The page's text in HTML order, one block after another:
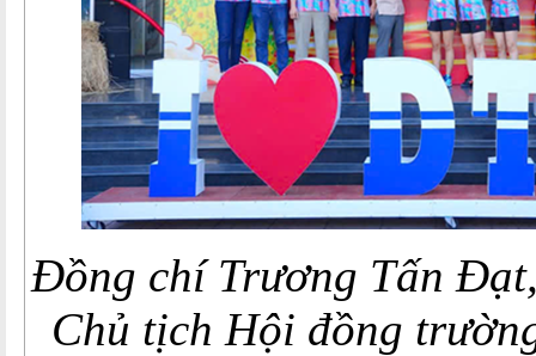
Đồng chí Trương Tấn
Chủ tịch Hội đồng